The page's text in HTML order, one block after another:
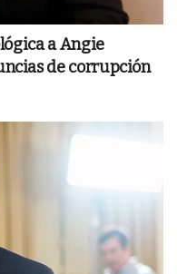
a Angie
de corrupción